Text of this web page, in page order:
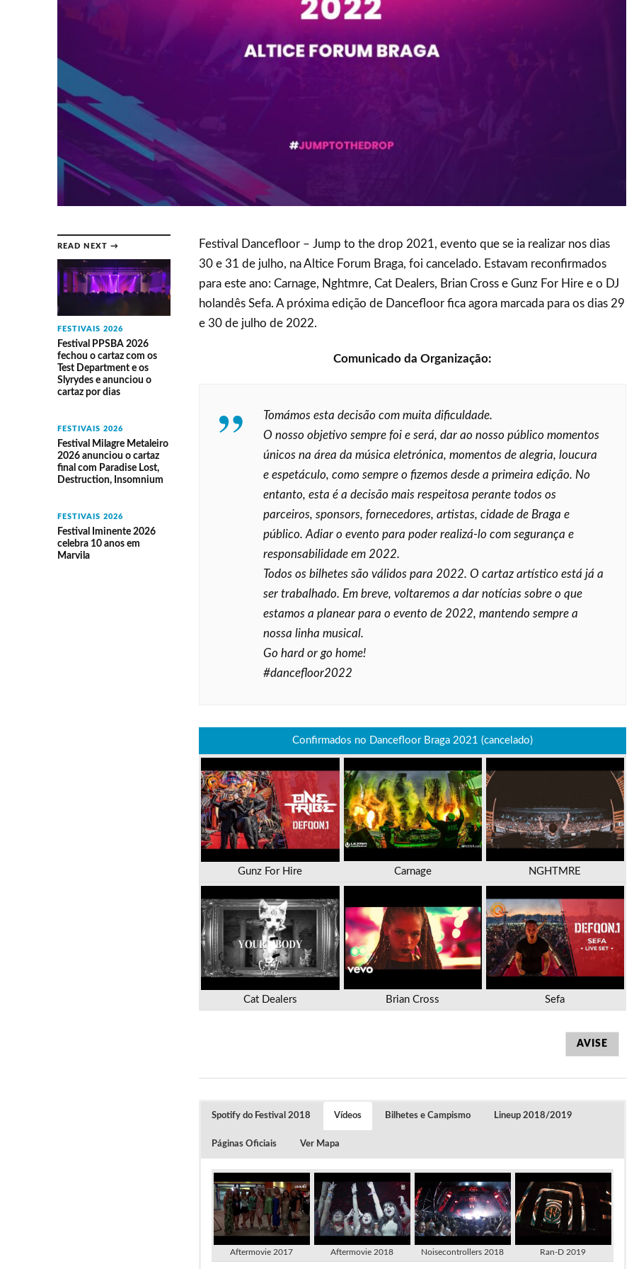
READ NEXT →
FESTIVAIS 2026
Festival PPSBA 2026
fechou o cartaz com os
Test Department e os
Slyrydes e anunciou o
cartaz por dias
FESTIVAIS 2026
Festival Milagre Metaleiro
2026 anunciou o cartaz
final com Paradise Lost,
Destruction, Insomnium
FESTIVAIS 2026
Festival Iminente 2026
celebra 10 anos em
Marvila
Festival Dancefloor – Jump to the drop 2021, evento que se ia realizar nos dias
30 e 31 de julho, na Altice Forum Braga, foi cancelado. Estavam reconfirmados
para este ano: Carnage, Nghtmre, Cat Dealers, Brian Cross e Gunz For Hire e o DJ
holandês Sefa. A próxima edição de Dancefloor fica agora marcada para os dias 29
e 30 de julho de 2022.
Comunicado da Organização:
Tomámos esta decisão com muita dificuldade.
O nosso objetivo sempre foi e será, dar ao nosso público momentos
únicos na área da música eletrónica, momentos de alegria, loucura
e espetáculo, como sempre o fizemos desde a primeira edição. No
entanto, esta é a decisão mais respeitosa perante todos os
parceiros, sponsors, fornecedores, artistas, cidade de Braga e
público. Adiar o evento para poder realizá-lo com segurança e
responsabilidade em 2022.
Todos os bilhetes são válidos para 2022. O cartaz artístico está já a
ser trabalhado. Em breve, voltaremos a dar notícias sobre o que
estamos a planear para o evento de 2022, mantendo sempre a
nossa linha musical.
Go hard or go home!
#dancefloor2022
Confirmados no Dancefloor Braga 2021 (cancelado)
Gunz For Hire Carnage NGHTMRE
Cat Dealers Brian Cross Sefa
AVISE
Spotify do Festival 2018 Vídeos Bilhetes e Campismo Lineup 2018/2019
Páginas Oficiais Ver Mapa
Aftermovie 2017 Aftermovie 2018 Noisecontrollers 2018 Ran-D 2019